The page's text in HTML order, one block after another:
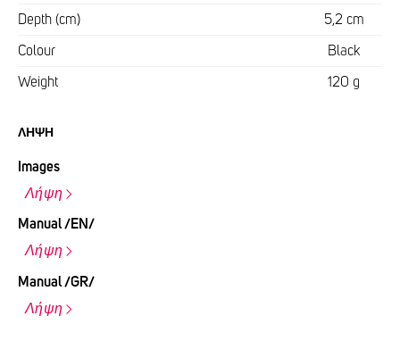
Depth (cm) 5,2 cm
Colour Black
Weight 120 g
ΛΉΨΗ
Images
Λήψη
Manual /EN/
Λήψη
Manual /GR/
Λήψη